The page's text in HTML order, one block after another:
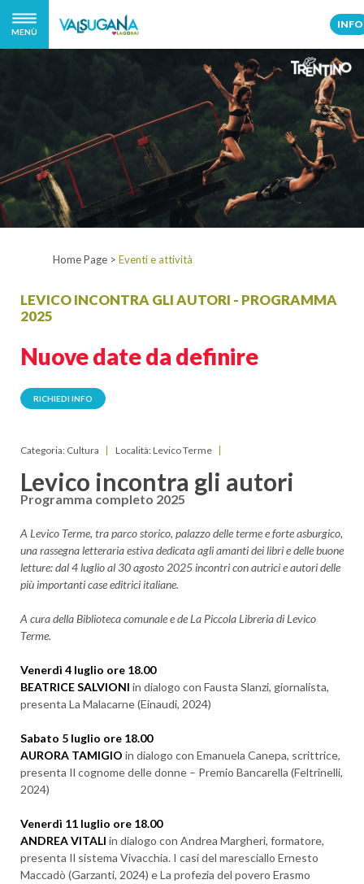
MENÙ
INFO
Home Page > Eventi e attività
LEVICO INCONTRA GLI AUTORI - PROGRAMMA
2025
Nuove date da definire
RICHIEDI INFO
Categoria: Cultura Località: Levico Terme
Levico incontra gli autori
Programma completo 2025
A Levico Terme, tra parco storico, palazzo delle terme e forte asburgico,
una rassegna letteraria estiva dedicata agli amanti dei libri e delle buone
letture: dal 4 luglio al 30 agosto 2025 incontri con autrici e autori delle
più importanti case editrici italiane.
A cura della Biblioteca comunale e de La Piccola Libreria di Levico
Terme.
Venerdì 4 luglio ore 18.00
BEATRICE SALVIONI in dialogo con Fausta Slanzi, giornalista,
presenta La Malacarne (Einaudi, 2024)
Sabato 5 luglio ore 18.00
AURORA TAMIGIO in dialogo con Emanuela Canepa, scrittrice,
presenta Il cognome delle donne – Premio Bancarella (Feltrinelli,
2024)
Venerdì 11 luglio ore 18.00
ANDREA VITALI in dialogo con Andrea Margheri, formatore,
presenta Il sistema Vivacchia. I casi del maresciallo Ernesto
Maccadò (Garzanti, 2024) e La profezia del povero Erasmo